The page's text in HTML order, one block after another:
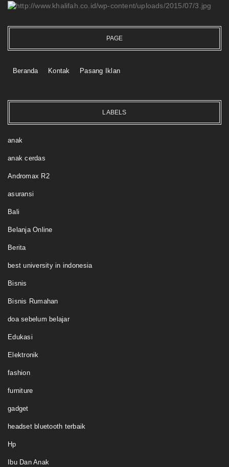
PAGE
Beranda Kontak Pasang Iklan
LABELS
anak
anak cerdas
Andromax R2
asuransi
Bali
Belanja Online
Berita
best university in indonesia
Bisnis
Bisnis Rumahan
doa sebelum belajar
Edukasi
Elektronik
fashion
furniture
gadget
headset bluetooth terbaik
Hp
Ibu Dan Anak